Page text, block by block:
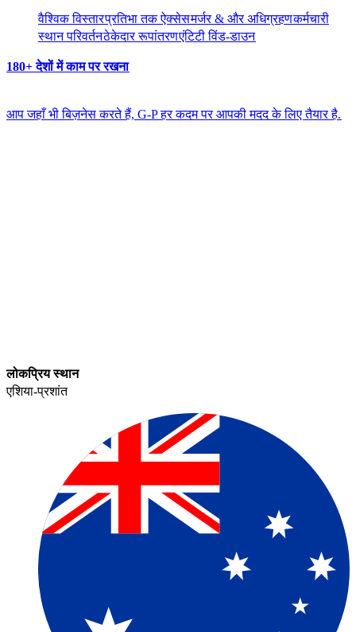
वैश्विक विस्तार​​प्रतिभा तक ऐक्सेस​​मर्जर & और अधिग्रहण​​कर्मचारी
स्थान परिवर्तन​​ठेकेदार रूपांतरण​​एंटिटी विंड-डाउन​​
180+ देशों में काम पर रखना​​
आप जहाँ भी बिज़नेस करते हैं, G-P हर कदम पर आपकी मदद के लिए तैयार है.​​
लोकप्रिय स्थान​​
एशिया-प्रशांत​​